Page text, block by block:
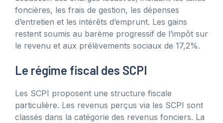
foncières, les frais de gestion, les dépenses
d’entretien et les intérêts d’emprunt. Les gains
restent soumis au barème progressif de l’impôt sur
le revenu et aux prélèvements sociaux de 17,2%.
Le régime fiscal des SCPI
Les SCPI proposent une structure fiscale
particulière. Les revenus perçus via les SCPI sont
classés dans la catégorie des revenus fonciers. La